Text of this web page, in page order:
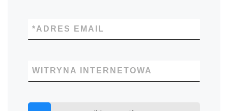
ADRES EMAIL
*
WITRYNA INTERNETOWA